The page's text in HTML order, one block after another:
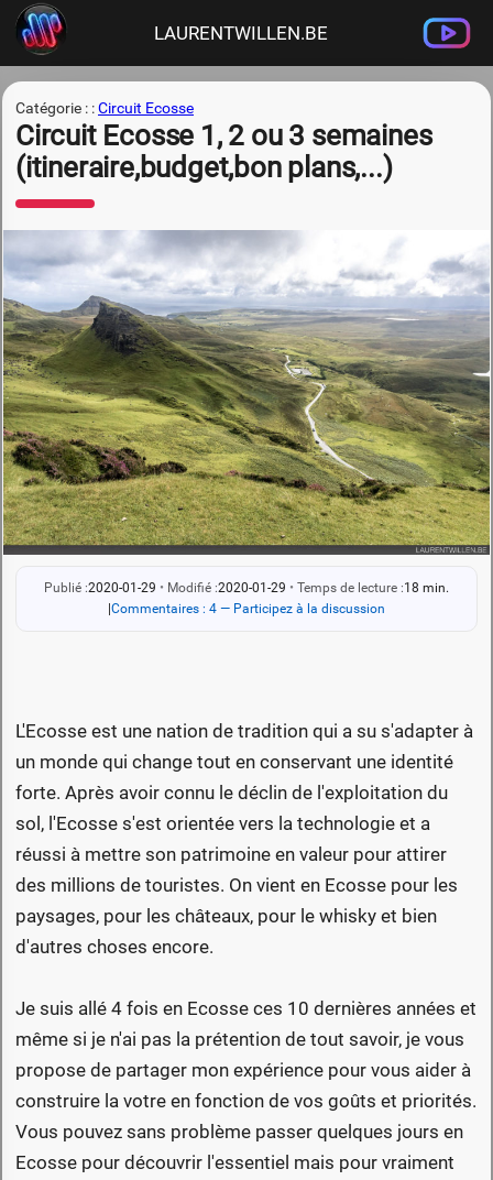
LAURENTWILLEN.BE
Catégorie : :Circuit Ecosse
Circuit Ecosse 1, 2 ou 3 semaines
(itineraire,budget,bon plans,...)
Publié :2020-01-29 • Modifié :2020-01-29 • Temps de lecture :18 min.
|Commentaires : 4 — Participez à la discussion
L'Ecosse est une nation de tradition qui a su s'adapter à
un monde qui change tout en conservant une identité
forte. Après avoir connu le déclin de l'exploitation du
sol, l'Ecosse s'est orientée vers la technologie et a
réussi à mettre son patrimoine en valeur pour attirer
des millions de touristes. On vient en Ecosse pour les
paysages, pour les châteaux, pour le whisky et bien
d'autres choses encore.
Je suis allé 4 fois en Ecosse ces 10 dernières années et
même si je n'ai pas la prétention de tout savoir, je vous
propose de partager mon expérience pour vous aider à
construire la votre en fonction de vos goûts et priorités.
Vous pouvez sans problème passer quelques jours en
Ecosse pour découvrir l'essentiel mais pour vraiment